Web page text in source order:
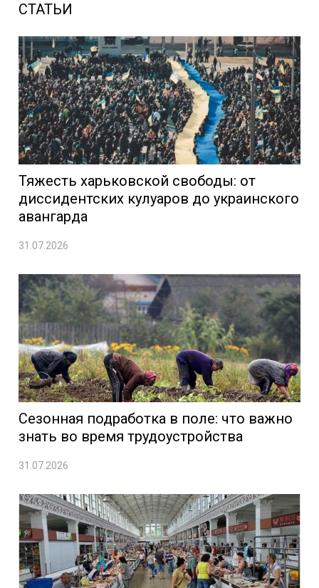
СТАТЬИ
Тяжесть харьковской свободы: от
диссидентских кулуаров до украинского
авангарда
31.07.2026
Сезонная подработка в поле: что важно
знать во время трудоустройства
31.07.2026